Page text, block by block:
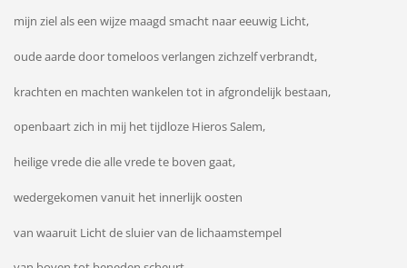
mijn ziel als een wijze maagd smacht naar eeuwig Licht,
oude aarde door tomeloos verlangen zichzelf verbrandt,
krachten en machten wankelen tot in afgrondelijk bestaan,
openbaart zich in mij het tijdloze Hieros Salem,
heilige vrede die alle vrede te boven gaat,
wedergekomen vanuit het innerlijk oosten
van waaruit Licht de sluier van de lichaamstempel